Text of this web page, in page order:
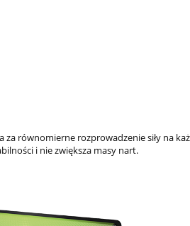
równomierne rozprowadzenie siły na
i nie zwiększa masy nart.